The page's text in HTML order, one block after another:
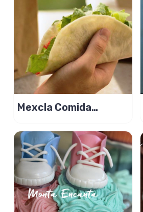
Mexcla Comida